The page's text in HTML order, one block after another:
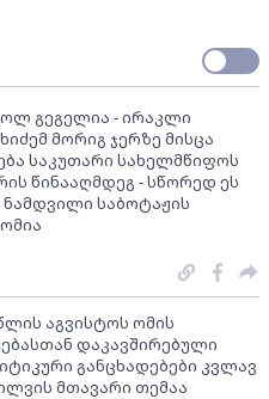
გეგელია - ირაკლი
მორიგ ჯერზე მისცა
საკუთარი სახელმწიფოს
წინააღმდეგ - სწორედ ეს
ნამდვილი საბოტაჟის
აგვისტოს ომის
დაკავშირებული
განცხადებები კვლავ
მთავარი თემაა